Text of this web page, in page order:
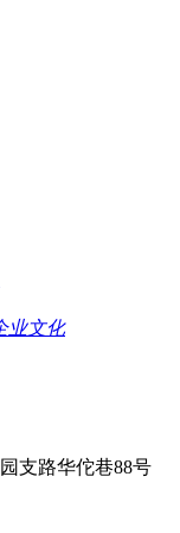
业文化
支路华佗巷88号